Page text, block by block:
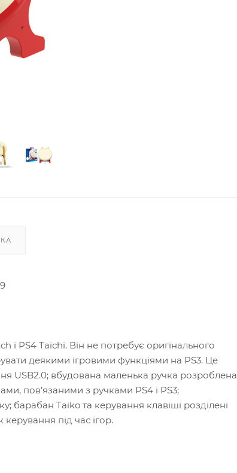
і PS4 Taichi. Він не потребує оригінального
деякими ігровими функціями на PS3. Це
USB2.0; вбудована маленька ручка розроблена
пов’язаними з ручками PS4 і PS3;
барабан Taiko та керування клавіші розділені
під час ігор.